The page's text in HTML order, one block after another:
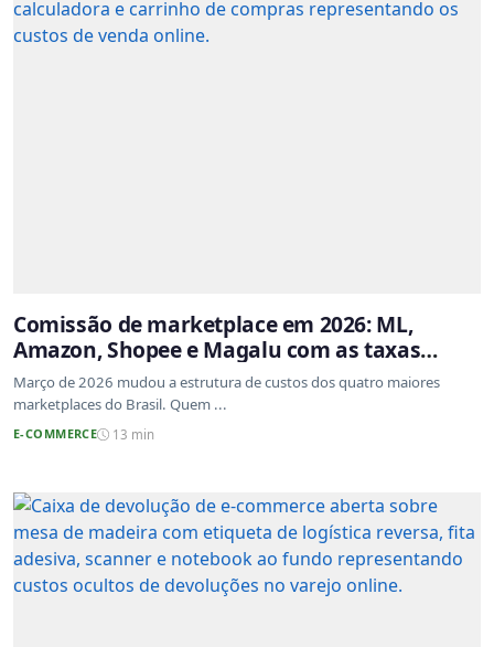
Comissão de marketplace em 2026: ML,
Amazon, Shopee e Magalu com as taxas
atualizadas
Março de 2026 mudou a estrutura de custos dos quatro maiores
marketplaces do Brasil. Quem ...
E-COMMERCE 13 min